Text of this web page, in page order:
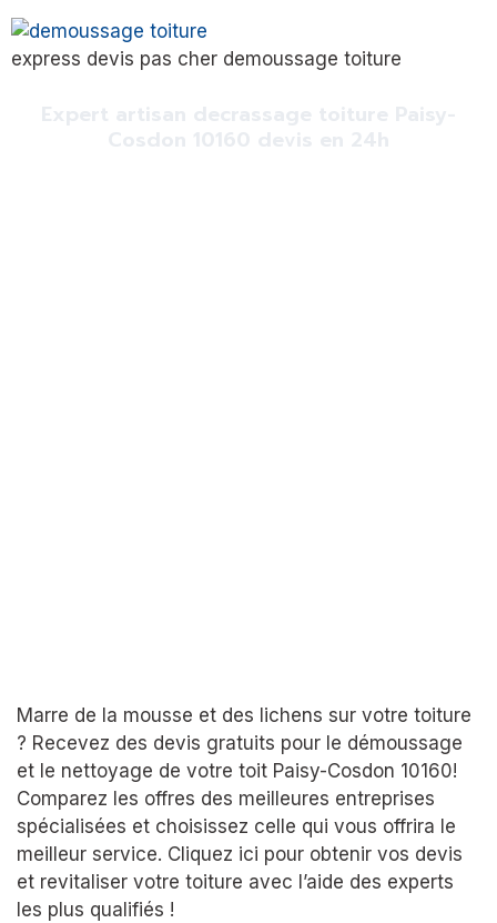
express devis pas cher demoussage toiture
Marre de la mousse et des lichens sur votre toiture
? Recevez des devis gratuits pour le démoussage
et le nettoyage de votre toit Paisy-Cosdon 10160!
Comparez les offres des meilleures entreprises
spécialisées et choisissez celle qui vous offrira le
meilleur service. Cliquez ici pour obtenir vos devis
et revitaliser votre toiture avec l’aide des experts
les plus qualifiés !